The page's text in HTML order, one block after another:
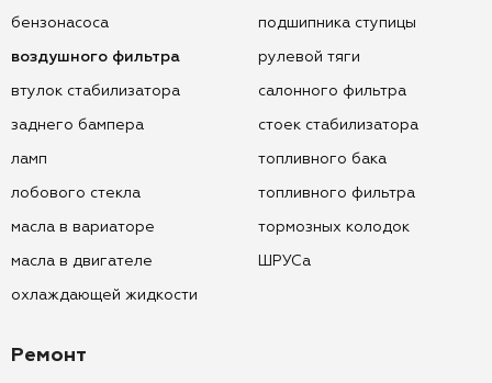
бензонасоса
воздушного фильтра
втулок стабилизатора
заднего бампера
ламп
лобового стекла
масла в вариаторе
масла в двигателе
охлаждающей жидкости
подшипника ступицы
рулевой тяги
салонного фильтра
стоек стабилизатора
топливного бака
топливного фильтра
тормозных колодок
ШРУСа
Ремонт